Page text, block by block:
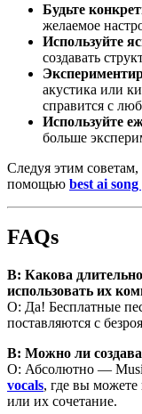
Будьте
желаемое
Используйте
создавать
акустика или
справится с
Используйте
больше
Следуя этим
помощью best ai
FAQs
В: Какова
использовать их
О: Да! Бесплатные
поставляются с
В: Можно ли
О: Абсолютно —
vocals, где вы
или их сочетание.